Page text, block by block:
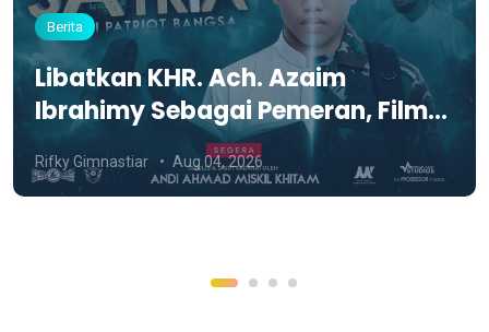
Berita
Libatkan KHR. Ach. Azaim
Ibrahimy Sebagai Pemeran, Film
SATRIA Siap Tayang di KCM Roxy
Rifky Gimnastiar Aug 04, 2026